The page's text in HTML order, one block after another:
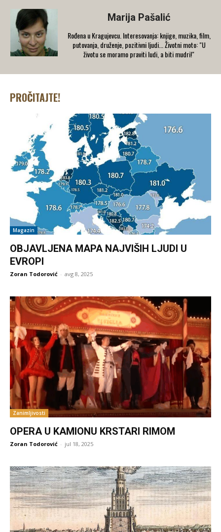
Marija Pašalić
​Rođena u Kragujevcu. Interesovanja: knjige, muzika, film,
putovanja, druženje, pozitivni ljudi... Životni moto: "U
životu se moramo praviti ludi, a biti mudri!"
PROČITAJTE!
Magazin
OBJAVLJENA MAPA NAJVIŠIH LJUDI U
EVROPI
Zoran Todorović - avg 8, 2025
Zanimljivosti
OPERA U KAMIONU KRSTARI RIMOM
Zoran Todorović - jul 18, 2025